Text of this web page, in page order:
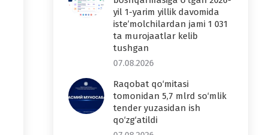
yil 1-yarim yillik davomida
iste’molchilardan jami 1 031
ta murojaatlar kelib
tushgan
07.08.2026
Raqobat qo‘mitasi
tomonidan 5,7 mlrd so‘mlik
tender yuzasidan ish
qo‘zg‘atildi